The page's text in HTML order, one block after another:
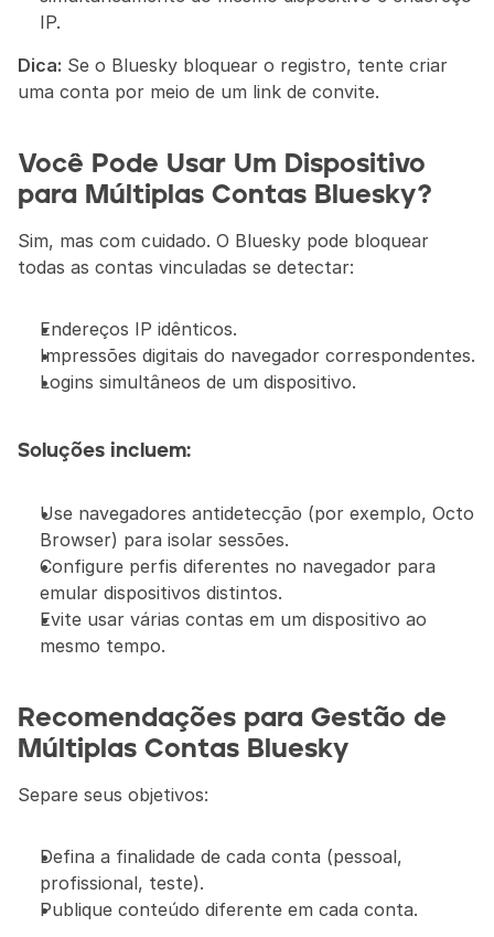
IP.
Dica: Se o Bluesky bloquear o registro, tente criar
uma conta por meio de um link de convite.
Você Pode Usar Um Dispositivo
para Múltiplas Contas Bluesky?
Sim, mas com cuidado. O Bluesky pode bloquear
todas as contas vinculadas se detectar:
Endereços IP idênticos.
Impressões digitais do navegador correspondentes.
Logins simultâneos de um dispositivo.
Soluções incluem:
Use navegadores antidetecção (por exemplo, Octo
Browser) para isolar sessões.
Configure perfis diferentes no navegador para
emular dispositivos distintos.
Evite usar várias contas em um dispositivo ao
mesmo tempo.
Recomendações para Gestão de
Múltiplas Contas Bluesky
Separe seus objetivos:
Defina a finalidade de cada conta (pessoal,
profissional, teste).
Publique conteúdo diferente em cada conta.